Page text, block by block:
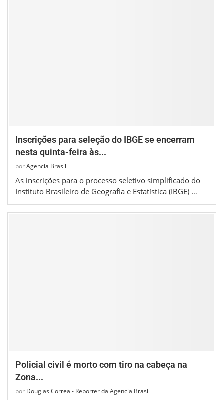
Inscrições para seleção do IBGE se encerram
nesta quinta-feira às...
porAgencia Brasil
As inscrições para o processo seletivo simplificado do
Instituto Brasileiro de Geografia e Estatística (IBGE) …
Policial civil é morto com tiro na cabeça na
Zona...
por Douglas Correa - Reporter da Agencia Brasil